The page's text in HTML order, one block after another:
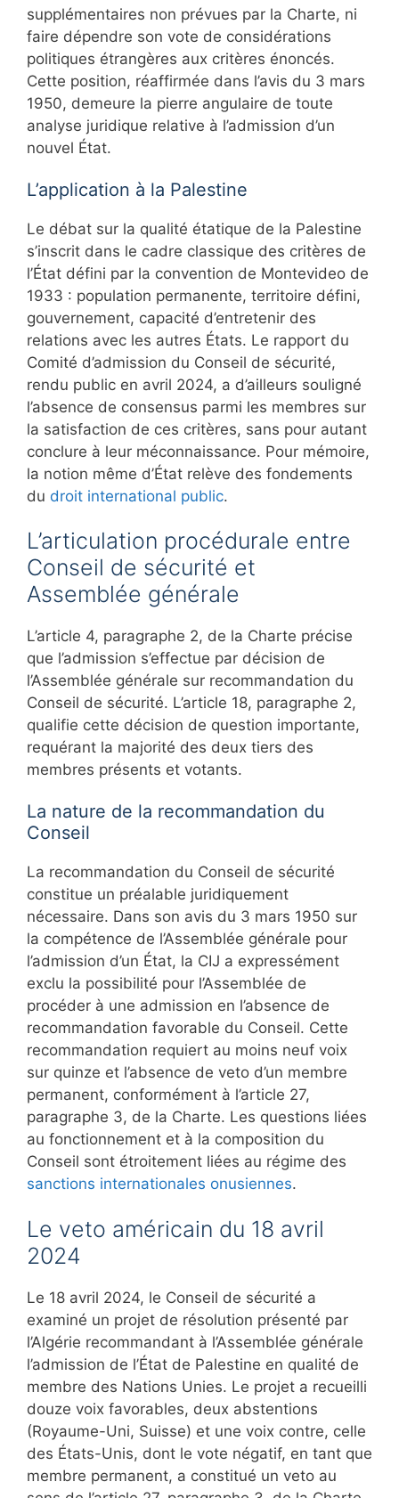
supplémentaires non prévues par la Charte, ni
faire dépendre son vote de considérations
politiques étrangères aux critères énoncés.
Cette position, réaffirmée dans l’avis du 3 mars
1950, demeure la pierre angulaire de toute
analyse juridique relative à l’admission d’un
nouvel État.
L’application à la Palestine
Le débat sur la qualité étatique de la Palestine
s’inscrit dans le cadre classique des critères de
l’État défini par la convention de Montevideo de
1933 : population permanente, territoire défini,
gouvernement, capacité d’entretenir des
relations avec les autres États. Le rapport du
Comité d’admission du Conseil de sécurité,
rendu public en avril 2024, a d’ailleurs souligné
l’absence de consensus parmi les membres sur
la satisfaction de ces critères, sans pour autant
conclure à leur méconnaissance. Pour mémoire,
la notion même d’État relève des fondements
du droit international public.
L’articulation procédurale entre
Conseil de sécurité et
Assemblée générale
L’article 4, paragraphe 2, de la Charte précise
que l’admission s’effectue par décision de
l’Assemblée générale sur recommandation du
Conseil de sécurité. L’article 18, paragraphe 2,
qualifie cette décision de question importante,
requérant la majorité des deux tiers des
membres présents et votants.
La nature de la recommandation du
Conseil
La recommandation du Conseil de sécurité
constitue un préalable juridiquement
nécessaire. Dans son avis du 3 mars 1950 sur
la compétence de l’Assemblée générale pour
l’admission d’un État, la CIJ a expressément
exclu la possibilité pour l’Assemblée de
procéder à une admission en l’absence de
recommandation favorable du Conseil. Cette
recommandation requiert au moins neuf voix
sur quinze et l’absence de veto d’un membre
permanent, conformément à l’article 27,
paragraphe 3, de la Charte. Les questions liées
au fonctionnement et à la composition du
Conseil sont étroitement liées au régime des
sanctions internationales onusiennes.
Le veto américain du 18 avril
2024
Le 18 avril 2024, le Conseil de sécurité a
examiné un projet de résolution présenté par
l’Algérie recommandant à l’Assemblée générale
l’admission de l’État de Palestine en qualité de
membre des Nations Unies. Le projet a recueilli
douze voix favorables, deux abstentions
(Royaume-Uni, Suisse) et une voix contre, celle
des États-Unis, dont le vote négatif, en tant que
membre permanent, a constitué un veto au